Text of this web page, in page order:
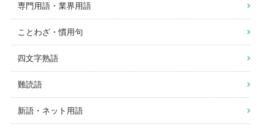
専門用語・業界用語
ことわざ・慣用句
四文字熟語
難読語
新語・ネット用語